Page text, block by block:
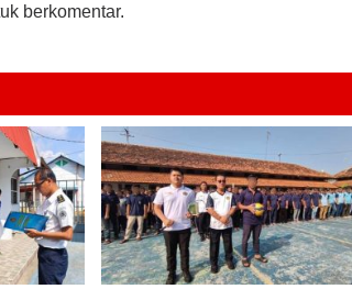
berkomentar.